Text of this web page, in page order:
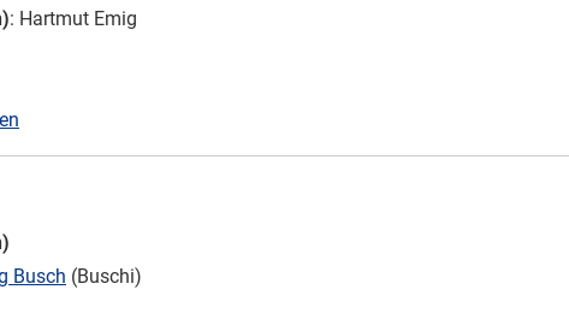
: Hartmut Emig
Busch (Buschi)